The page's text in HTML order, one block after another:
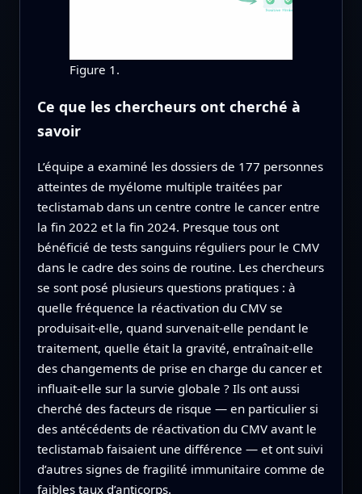
Figure 1.
Ce que les chercheurs ont cherché à
savoir
L’équipe a examiné les dossiers de 177 personnes
atteintes de myélome multiple traitées par
teclistamab dans un centre contre le cancer entre
la fin 2022 et la fin 2024. Presque tous ont
bénéficié de tests sanguins réguliers pour le CMV
dans le cadre des soins de routine. Les chercheurs
se sont posé plusieurs questions pratiques : à
quelle fréquence la réactivation du CMV se
produisait-elle, quand survenait-elle pendant le
traitement, quelle était la gravité, entraînait-elle
des changements de prise en charge du cancer et
influait-elle sur la survie globale ? Ils ont aussi
cherché des facteurs de risque — en particulier si
des antécédents de réactivation du CMV avant le
teclistamab faisaient une différence — et ont suivi
d’autres signes de fragilité immunitaire comme de
faibles taux d’anticorps.